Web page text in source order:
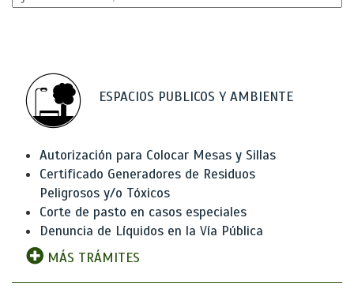
ESPACIOS PUBLICOS Y AMBIENTE
Autorización para Colocar Mesas y Sillas
Certificado Generadores de Residuos
Peligrosos y/o Tóxicos
Corte de pasto en casos especiales
Denuncia de Líquidos en la Vía Pública
MÁS TRÁMITES